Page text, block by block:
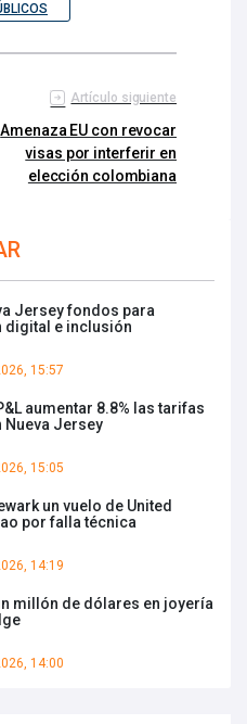
Artículo siguiente
Amenaza EU con revocar
visas por interferir en
elección colombiana
Jersey fondos para
digital e inclusión
15:57
aumentar 8.8% las tarifas
Nueva Jersey
15:05
un vuelo de United
por falla técnica
14:19
millón de dólares en joyería
14:00